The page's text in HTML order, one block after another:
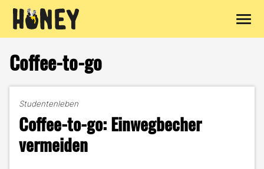
Inhalt
springen
Coffee-to-go
Studentenleben
Coffee-to-go: Einwegbecher
vermeiden